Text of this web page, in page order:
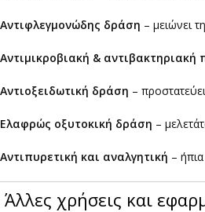
Αντιφλεγμονώδης δράση – μειώνει
Αντιμικροβιακή & αντιβακτηριακή
Αντιοξειδωτική δράση –
Ελαφρώς οξυτοκική δράση –
Αντιπυρετική και αναλγητική –
Άλλες χρήσεις και